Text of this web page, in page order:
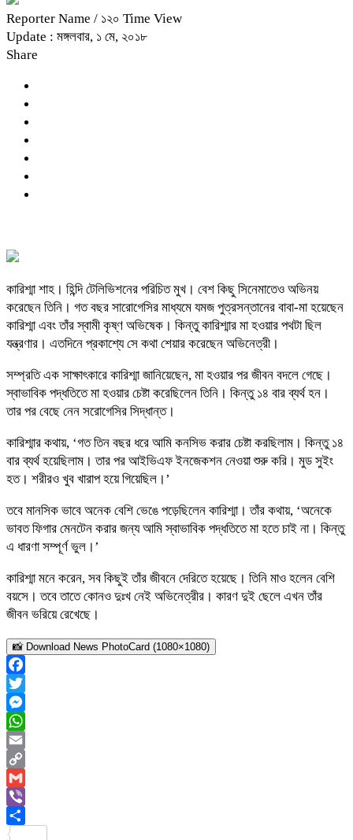
Reporter Name / ১২০ Time View
Update : মঙ্গলবার, ১ মে, ২০১৮
Share
কারিশ্মা শাহ। হিন্দি টেলিভিশনের পরিচিত মুখ। বেশ কিছু সিনেমাতেও অভিনয়
করেছেন তিনি। গত বছর সারোগেসির মাধ্যমে যমজ পুত্রসন্তানের বাবা-মা হয়েছেন
কারিশ্মা এবং তাঁর স্বামী কৃষ্ণ অভিষেক। কিন্তু কারিশ্মার মা হওয়ার পথটা ছিল
যন্ত্রণার। এতদিনে প্রকাশ্যে সে কথা শেয়ার করেছেন অভিনেত্রী।
সম্প্রতি এক সাক্ষাৎকারে কারিশ্মা জানিয়েছেন, মা হওয়ার পর জীবন বদলে গেছে।
স্বাভাবিক পদ্ধতিতে মা হওয়ার চেষ্টা করেছিলেন তিনি। কিন্তু ১৪ বার ব্যর্থ হন।
তার পর বেছে নেন সরোগেসির সিদ্ধান্ত।
কারিশ্মার কথায়, ‘গত তিন বছর ধরে আমি কনসিভ করার চেষ্টা করছিলাম। কিন্তু ১৪
বার ব্যর্থ হয়েছিলাম। তার পর আইভিএফ ইনজেকশন নেওয়া শুরু করি। মুড সুইং
হত। শরীরও খুব খারাপ হয়ে গিয়েছিল।’
তবে মানসিক ভাবে অনেক বেশি ভেঙে পড়েছিলেন কারিশ্মা। তাঁর কথায়, ‘অনেকে
ভাবত ফিগার মেনটেন করার জন্য আমি স্বাভাবিক পদ্ধতিতে মা হতে চাই না। কিন্তু
এ ধারণা সম্পূর্ণ ভুল।’
কারিশ্মা মনে করেন, সব কিছুই তাঁর জীবনে দেরিতে হয়েছে। তিনি মাও হলেন বেশি
বয়সে। তবে তাতে কোনও দুঃখ নেই অভিনেত্রীর। কারণ দুই ছেলে এখন তাঁর
জীবন ভরিয়ে রেখেছে।
📸 Download News PhotoCard (1080×1080)
Facebook
Twitter
Messenger
WhatsApp
Email
Copy
Link
Gmail
Viber